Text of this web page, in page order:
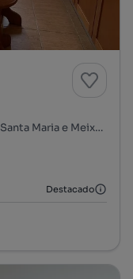
Rua Dom Manuel de Jesus Pereira, Sé, Santa Maria e Meixedo, Bragança, Bragança
Destacado